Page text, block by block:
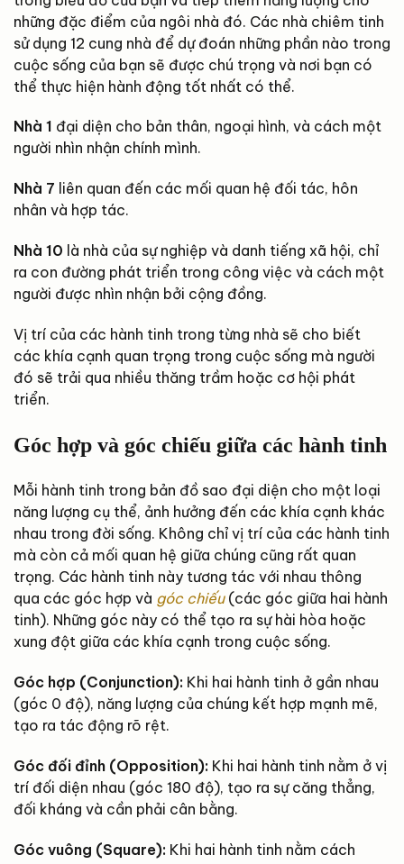
những đặc điểm của ngôi nhà đó. Các nhà chiêm tinh
sử dụng 12 cung nhà để dự đoán những phần nào trong
cuộc sống của bạn sẽ được chú trọng và nơi bạn có
thể thực hiện hành động tốt nhất có thể.
Nhà 1 đại diện cho bản thân, ngoại hình, và cách một
người nhìn nhận chính mình.
Nhà 7 liên quan đến các mối quan hệ đối tác, hôn
nhân và hợp tác.
Nhà 10 là nhà của sự nghiệp và danh tiếng xã hội, chỉ
ra con đường phát triển trong công việc và cách một
người được nhìn nhận bởi cộng đồng.
Vị trí của các hành tinh trong từng nhà sẽ cho biết
các khía cạnh quan trọng trong cuộc sống mà người
đó sẽ trải qua nhiều thăng trầm hoặc cơ hội phát
triển.
Góc hợp và góc chiếu giữa các hành tinh
Mỗi hành tinh trong bản đồ sao đại diện cho một loại
năng lượng cụ thể, ảnh hưởng đến các khía cạnh khác
nhau trong đời sống. Không chỉ vị trí của các hành tinh
mà còn cả mối quan hệ giữa chúng cũng rất quan
trọng. Các hành tinh này tương tác với nhau thông
qua các góc hợp và góc chiếu(các góc giữa hai hành
tinh). Những góc này có thể tạo ra sự hài hòa hoặc
xung đột giữa các khía cạnh trong cuộc sống.
Góc hợp (Conjunction): Khi hai hành tinh ở gần nhau
(góc 0 độ), năng lượng của chúng kết hợp mạnh mẽ,
tạo ra tác động rõ rệt.
Góc đối đỉnh (Opposition): Khi hai hành tinh nằm ở vị
trí đối diện nhau (góc 180 độ), tạo ra sự căng thẳng,
đối kháng và cần phải cân bằng.
Góc vuông (Square): Khi hai hành tinh nằm cách